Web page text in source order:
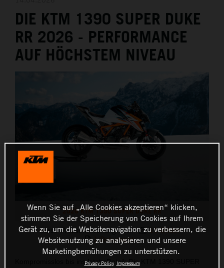
DIE KTM 1390 SUPER DUKE
RR 2026 - PERFORMANCE
AUF HÖCHSTEM NIVEAU
2026 KTM 1390 SUPER DUKE RR
Diese Pressemitteilung hat:
11 Bilder
1 Dokument
Kompromisslos bis ins letzte Detail: Die KTM 1390 SUPER
Wenn Sie auf „Alle Cookies akzeptieren“ klicken,
stimmen Sie der Speicherung von Cookies auf Ihrem
Gerät zu, um die Websitenavigation zu verbessern, die
Websitenutzung zu analysieren und unsere
Marketingbemühungen zu unterstützen.
Privacy Policy Impressum